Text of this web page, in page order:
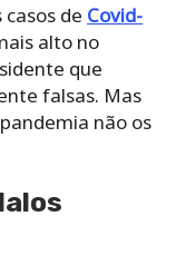
de Covid-
alto no
que
falsas. Mas
não os